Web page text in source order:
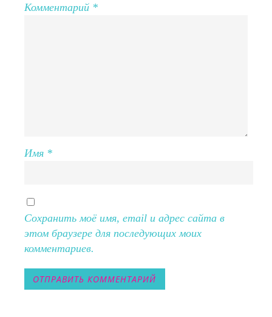
Комментарий *
Имя *
Сохранить моё имя, email и адрес сайта в
этом браузере для последующих моих
комментариев.